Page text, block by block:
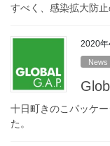
すべく、感染拡大防
2020年
News
十日町きのこパッケ
た。